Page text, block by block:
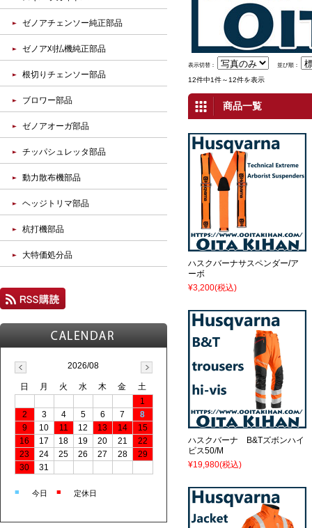
表示切替： 並び順：
12件中1件～12件を表示
商品一覧
ハスクバーナサスペンダー/ア
ーボ
¥3,200(税込)
ハスクバーナ B&Tズボンハイ
ビス50/M
¥19,980(税込)
ゼノアチェンソー純正部品
ゼノア刈払機純正部品
根切りチェンソー部品
ブロワー部品
ゼノアオーガ部品
チッパシュレッタ部品
動力散布機部品
ヘッジトリマ部品
杭打機部品
大特価処分品
2026/08
日 月 火 水 木 金
土
1
2
3 4 5 6 7
8
9
10 11 12 13 14
15
16
17 18 19 20 21
22
23
24 25 26 27 28
29
30
31
■ 今日 ■ 定休日